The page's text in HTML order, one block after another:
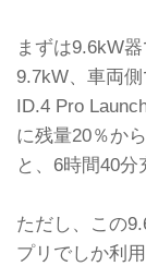
まずは9.6kW
9.7kW、車両
ID.4 Pro
に残量20％か
と、6時間40分
ただし、この
プリでしか利